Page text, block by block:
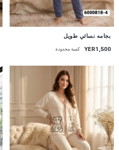
بجامه نسائي طويل
YER1,500 كمية محدودة